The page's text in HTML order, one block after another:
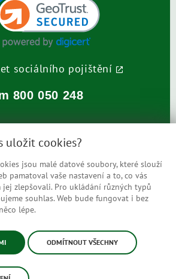
sociálního pojištění
800 050 248
zabezpečení
uložit cookies?
jsou malé datové soubory, které slouží
pamatoval vaše nastavení a to, co vás
jej zlepšovali. Pro ukládání různých typů
souhlas. Web bude fungovat i bez
lépe.
ODMÍTNOUT VŠECHNY